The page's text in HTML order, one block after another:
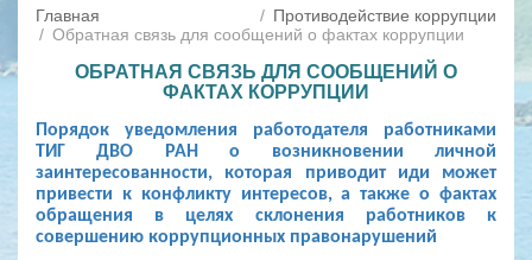
Главная
Противодействие коррупции
Обратная связь для сообщений о фактах коррупции
ОБРАТНАЯ СВЯЗЬ ДЛЯ СООБЩЕНИЙ О
ФАКТАХ КОРРУПЦИИ
Порядок уведомления работодателя работниками
ТИГ ДВО РАН о возникновении личной
заинтересованности, которая приводит иди может
привести к конфликту интересов, а также о фактах
обращения в целях склонения работников к
совершению коррупционных правонарушений